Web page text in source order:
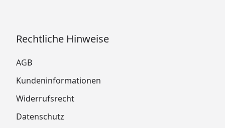
Rechtliche Hinweise
AGB
Kundeninformationen
Widerrufsrecht
Datenschutz